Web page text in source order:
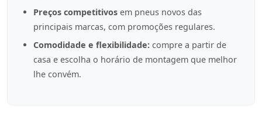
Preços competitivos em pneus novos das
principais marcas, com promoções regulares.
Comodidade e flexibilidade: compre a partir de
casa e escolha o horário de montagem que melhor
lhe convém.